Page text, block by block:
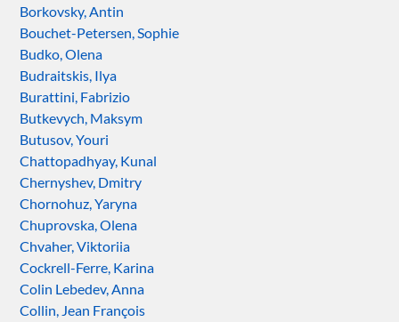
Borkovsky, Antin
Bouchet-Petersen, Sophie
Budko, Olena
Budraitskis, Ilya
Burattini, Fabrizio
Butkevych, Maksym
Butusov, Youri
Chattopadhyay, Kunal
Chernyshev, Dmitry
Chornohuz, Yaryna
Chuprovska, Olena
Chvaher, Viktoriia
Cockrell-Ferre, Karina
Colin Lebedev, Anna
Collin, Jean François